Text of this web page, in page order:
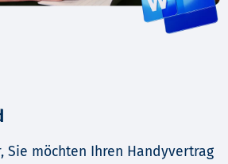
Sie möchten Ihren Handyvertrag